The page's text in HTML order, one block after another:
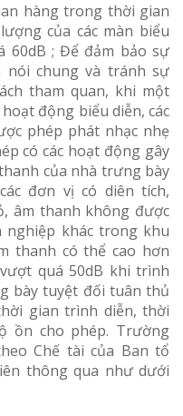
hàng trong thời gian
của các màn biểu
60dB ; Để đảm bảo sự
nói chung và tránh sự
tham quan, khi một
động biểu diễn, các
phép phát nhạc nhẹ
có các hoạt động gây
của nhà trưng bày
đơn vị có diên tích,
âm thanh không được
nghiệp khác trong khu
thanh có thể cao hơn
quá 50dB khi trình
bày tuyệt đối tuân thủ
gian trình diễn, thời
ồn cho phép. Trường
Chế tài của Ban tổ
thông qua như dưới